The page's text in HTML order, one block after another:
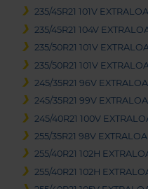
235/45R21 101V
235/45R21 104V
235/50R21 101V
235/50R21 101V
245/35R21 96V
245/35R21 99V
245/40R21 100V
255/35R21 98V
255/40R21 102H
255/40R21 102H